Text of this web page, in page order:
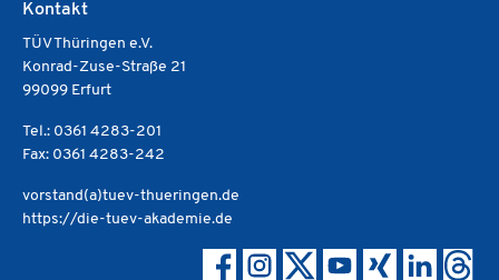
Kontakt
TÜV Thüringen e.V.
Konrad-Zuse-Straße 21
99099 Erfurt
Tel.: 0361 4283-201
Fax: 0361 4283-242
vorstand(a)tuev-thueringen.de
https://die-tuev-akademie.de